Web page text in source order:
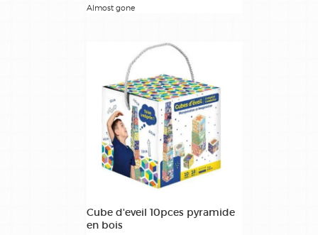
Almost gone
Cube d'eveil 10pces pyramide
en bois